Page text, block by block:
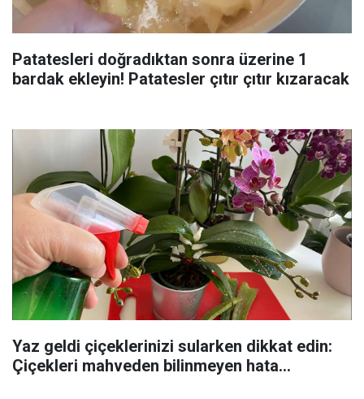
Patatesleri doğradıktan sonra üzerine 1
bardak ekleyin! Patatesler çıtır çıtır kızaracak
Yaz geldi çiçeklerinizi sularken dikkat edin:
Çiçekleri mahveden bilinmeyen hata...